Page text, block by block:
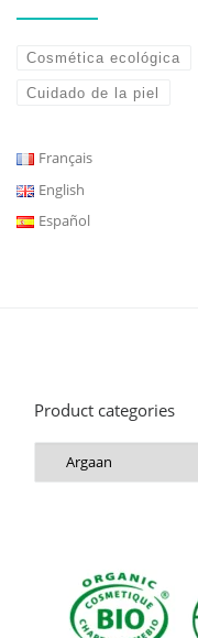
Cosmética ecológica
Cuidado de la piel
Français
English
Español
Product categories